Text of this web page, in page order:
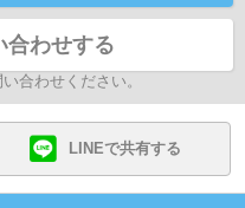
合わせする
合わせください。
LINEで共有する